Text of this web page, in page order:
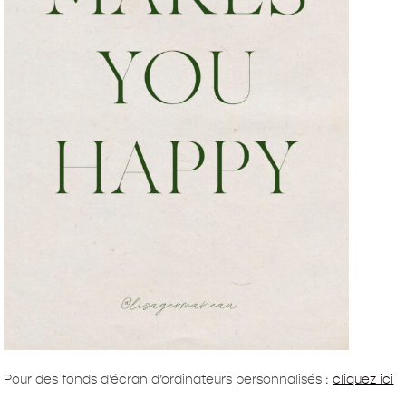
Pour des fonds d’écran d’ordinateurs personnalisés :cliquez ici